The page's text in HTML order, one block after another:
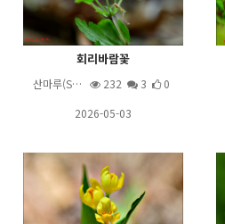
회리바람꽃
산마루(S… 232 3
0
2026-05-03